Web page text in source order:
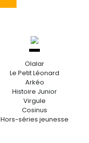
Olalar
Le Petit Léonard
Arkéo
Histoire Junior
Virgule
Cosinus
Hors-séries jeunesse